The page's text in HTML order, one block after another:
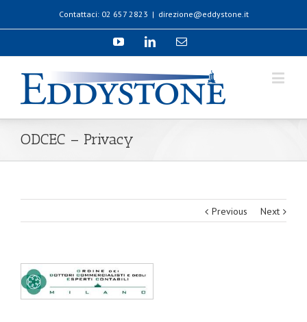
Contattaci: 02 657 2823 | direzione@eddystone.it
ODCEC – Privacy
Previous Next